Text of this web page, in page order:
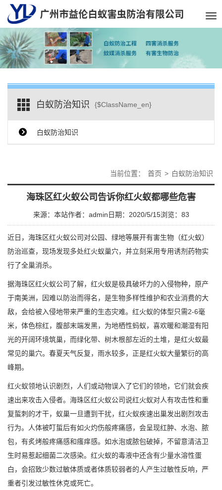
白蚁防治知识 {$ClassName_en}
白蚁防治知识
当前位置： 首页 > 白蚁防治知识
海珠区红火蚁公司告诉你红火蚁都哪些危害
来源：本站作者：admin 日期：2020/5/15浏览： 83
近日， 海珠区红火蚁公司对公园、绿地等展开有害生物（红火蚁）
防治巡查，现场发现多处红火蚁巢穴，并立刻采用专用诱剂药物实
行了全巢消杀。
据海珠区红火蚁公司了解，红火蚁是极具破坏力的入侵物种，原产
于南美洲，因难以防治而得名，是生物多样性维护和农业消费的大
敌，会给被入侵地带来严重的生态灾难。红火蚁的体型只需2-6毫
米，体色棕红，腹部末端发黑，为地栖性蚂蚁，喜欢暖和潮湿有阳
光的开阔环境筑巢，而绿化带、树木根部左近的土堆，是红火蚁最
常见的巢穴。春夏天气反复，雨水较多，正是红火蚁大量繁衍的高
峰期。
红火蚁领地认识剧烈，人们或动物误入了它们的领地，它们就会疾
速出来攻击入侵者。海珠区红火蚁公司说红火蚁对人有攻击性和重
复蜇刺的才干，蚁巢一旦遭到干扰，红火蚁疾速出巢发出剧烈攻击
行为。人体被叮蜇后有如火灼伤般疼痛感，会呈现红肿、水泡、脓
包，有炙烤般疼痛感和瘙痒感。如水泡或脓包破掉，不留意清洁卫
生时易惹起细菌二次感染。红火蚁的毒液中还含有少量水溶性蛋
白，会招致少数过敏体质或者体质较弱者的人产生过敏性反响，严
重者引发过敏性休克或死亡。